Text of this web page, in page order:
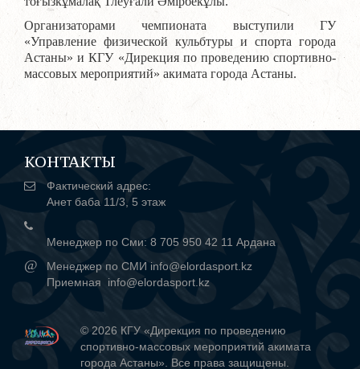
Организаторами чемпионата выступили ГУ
«Управление физической кульбтуры и спорта города
Астаны» и КГУ «Дирекция по проведению спортивно-
массовых мероприятий» акимата города Астаны.
КОНТАКТЫ
Фактический адрес:
Анет баба 11/3, 5 этаж
Менеджер по Сми: 8 705 950 42 11 Ардана
@
Менеджер по СМИ info@elordasport.kz
Приемная info@elordasport.kz
© 2026 КГУ «Дирекция по проведению
спортивно-массовых мероприятий акимата
города Астаны». Все права защищены.